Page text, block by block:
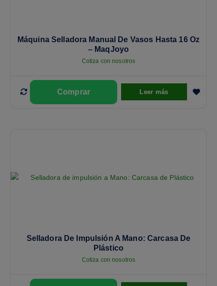
Máquina Selladora Manual De Vasos Hasta 16 Oz
– MaqJoyo
Cotiza con nosotros
Leer más
Selladora De Impulsión A Mano: Carcasa De
Plástico
Cotiza con nosotros